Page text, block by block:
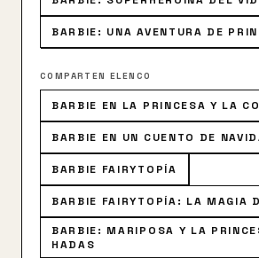
grandes.BARBIE: UNA AVENTURA DE
COMPARTEN ELENCO
BARBIE EN LA PRINCESA Y LA
BARBIE EN UN CUENTO DE
BARBIE FAIRYTOPÍA
BARBIE FAIRYTOPÍA: LA MAGIA
BARBIE: MARIPOSA Y LA
HADAS